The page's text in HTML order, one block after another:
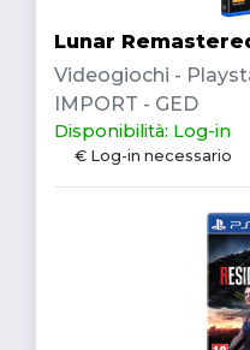
Lunar
Videogiochi -
IMPORT - GED
Disponibilità: Log-in
€ Log-in necessario